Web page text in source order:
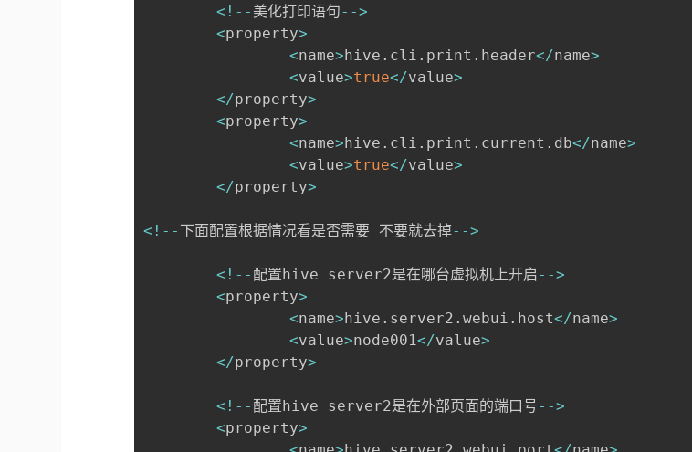
< ! -- 美化打印语句-->
<property>
<name>hive . cli . print . header</name>
<value>true</value>
</property>
<property>
<name>hive . cli . print . current . db</name>
<value>true</value>
</property>
< ! -- 下面配置根据情况看是否需要 不要就去掉-->
< ! -- 配置hive server2是在哪台虚拟机上开启-->
<property>
<name>hive . server2 .webui . host</name>
<value>node001</value>
</property>
< ! -- 配置hive server2是在外部页面的端口号-->
<property>